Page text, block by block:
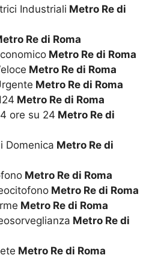
Industriali Metro Re di
Re di Roma
Metro Re di Roma
Metro Re di Roma
Metro Re di Roma
Metro Re di Roma
ore su 24 Metro Re di
Domenica Metro Re di
Metro Re di Roma
Metro Re di Roma
Metro Re di Roma
Metro Re di
Metro Re di Roma